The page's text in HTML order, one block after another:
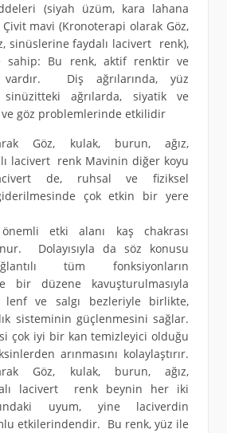
(siyah üzüm, kara lahana
mavi (Kronoterapi olarak Göz,
sinüslerine faydalı lacivert renk),
sahip: Bu renk, aktif renktir ve
Diş ağrılarında, yüz
sinüzitteki ağrılarda, siyatik ve
göz problemlerinde etkilidir
Göz, kulak, burun, ağız,
lacivert renk Mavinin diğer koyu
de, ruhsal ve fiziksel
giderilmesinde çok etkin bir yere
etki alanı kaş chakrası
Dolayısıyla da söz konusu
tüm fonksiyonların
bir düzene kavuşturulmasıyla
ve salgı bezleriyle birlikte,
sisteminin güçlenmesini sağlar.
çok iyi bir kan temizleyici olduğu
arınmasını kolaylaştırır.
Göz, kulak, burun, ağız,
lacivert renk beynin her iki
uyum, yine laciverdin
etkilerindendir. Bu renk, yüz ile